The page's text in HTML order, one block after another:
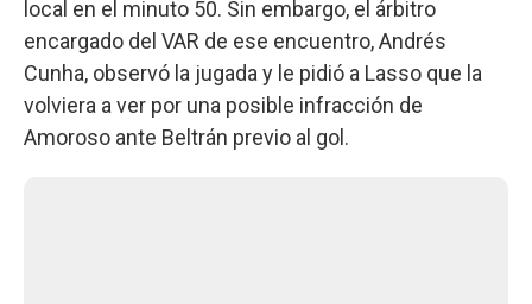
local en el minuto 50. Sin embargo, el árbitro
encargado del VAR de ese encuentro, Andrés
Cunha, observó la jugada y le pidió a Lasso que la
volviera a ver por una posible infracción de
Amoroso ante Beltrán previo al gol.